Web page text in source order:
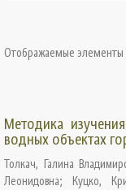
Отображаемые элементы
Методика
водных объектах
Толкач, Галина
Леонидовна; Куцко,